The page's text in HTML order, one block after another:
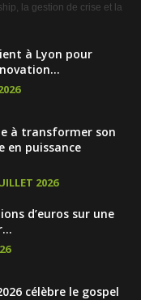
la gestion de crise et la
à Lyon pour
à transformer son
en puissance
2026
d’euros sur une
célèbre le gospel